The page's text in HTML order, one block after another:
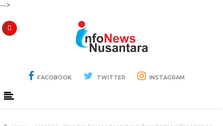
-->
FACOBOOK TWITTER INSTAGRAM